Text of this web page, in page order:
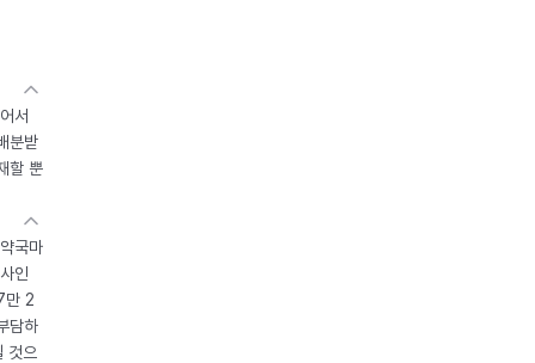
서
분받
할 뿐
국마
인
만 2
담하
것으